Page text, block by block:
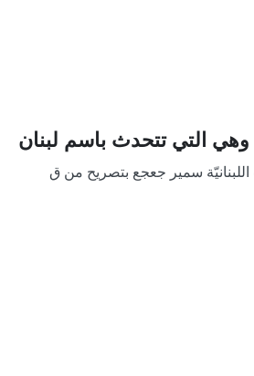
التي تتحدث باسم لبنان
سمير جعجع بتصريح من ق